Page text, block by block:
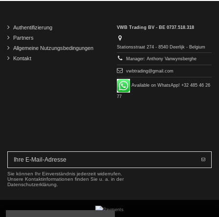
Authentifizierung
Partners
Allgemeine Nutzungsbedingungen
Kontakt
VWB Trading BV - BE 0737.518.318
Stationsstraat 274 - 8540 Deerlijk - Belgium
Manager: Anthony Vanwynsberghe
vwbtrading@gmail.com
Available on WhatsApp! +32 485 46 26
77
Sie können Ihr Einverständnis jederzeit widerrufen.
Unsere Kontaktinformationen finden Sie u. a. in der
Datenschutzerklärung.